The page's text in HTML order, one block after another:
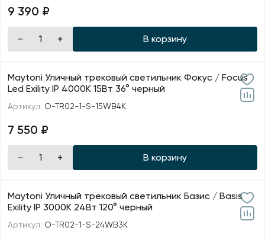
9 390 ₽
В корзину
Maytoni Уличный трековый светильник Фокус / Focus
Led Exility IP 4000К 15Вт 36° черный
Артикул: O-TR02-1-S-15WB4K
7 550 ₽
В корзину
Maytoni Уличный трековый светильник Базис / Basis
Exility IP 3000К 24Вт 120° черный
Артикул: O-TR02-1-S-24WB3K